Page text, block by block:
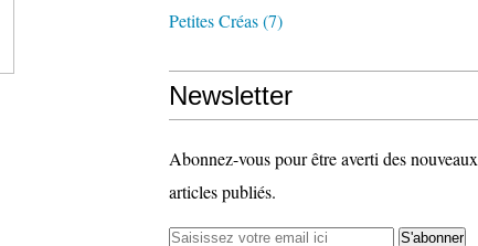
Petites Créas(7)
Newsletter
Abonnez-vous pour être averti des nouveaux
articles publiés.